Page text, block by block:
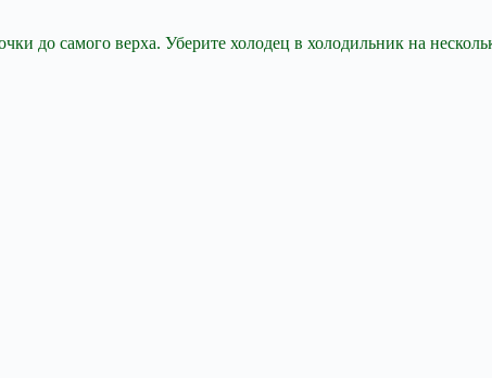
до самого верха. Уберите холодец в холодильник на